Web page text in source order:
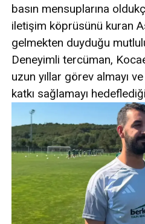
basın mensuplarına
iletişim köprüsünü kuran
gelmekten duyduğu
Deneyimli tercüman,
uzun yıllar görev almayı
katkı sağlamayı